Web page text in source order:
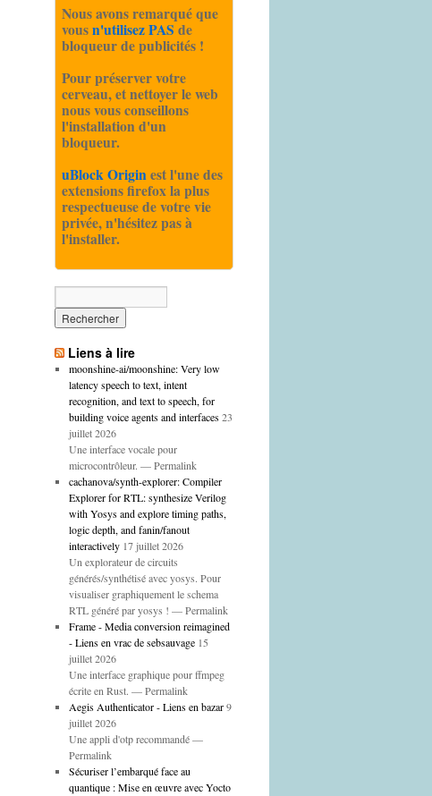
Nous avons remarqué que
vousn'utilisez PAS de
bloqueur de publicités !
Pour préserver votre
cerveau, et nettoyer le web
nous vous conseillons
l'installation d'un
bloqueur.
uBlock Originest l'une des
extensions firefox la plus
respectueuse de votre vie
privée, n'hésitez pas à
l'installer.
Liens à lire
moonshine-ai/moonshine: Very low
latency speech to text, intent
recognition, and text to speech, for
building voice agents and interfaces 23
juillet 2026
Une interface vocale pour
microcontrôleur. — Permalink
cachanova/synth-explorer: Compiler
Explorer for RTL: synthesize Verilog
with Yosys and explore timing paths,
logic depth, and fanin/fanout
interactively 17 juillet 2026
Un explorateur de circuits
générés/synthétisé avec yosys. Pour
visualiser graphiquement le schema
RTL généré par yosys ! — Permalink
Frame - Media conversion reimagined
- Liens en vrac de sebsauvage 15
juillet 2026
Une interface graphique pour ffmpeg
écrite en Rust. — Permalink
Aegis Authenticator - Liens en bazar 9
juillet 2026
Une appli d'otp recommandé —
Permalink
Sécuriser l’embarqué face au
quantique : Mise en œuvre avec Yocto